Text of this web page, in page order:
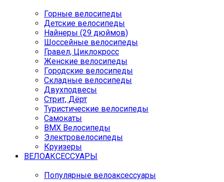
Горные велосипеды
Детские велосипеды
Найнеры (29 дюймов)
Шоссейные велосипеды
Гравел, Циклокросс
Женские велосипеды
Городcкие велосипеды
Складные велосипеды
Двухподвесы
Стрит, Дёрт
Туристические велосипеды
Самокаты
BMX Велосипеды
Электровелосипеды
Круизеры
ВЕЛОАКСЕССУАРЫ
Популярные велоаксессуары